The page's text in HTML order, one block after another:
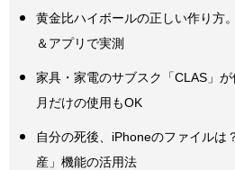
黄金比ハイボールの正しい作り方
＆アプリで実測
家具・家電のサブスク「CLAS」
月だけの使用もOK
自分の死後、iPhoneのファイルは
産」機能の活用法